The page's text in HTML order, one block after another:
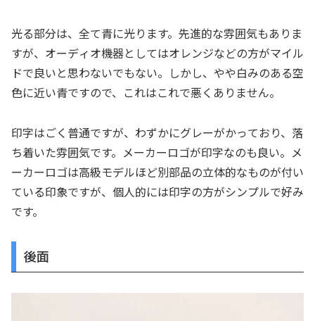
光る部分は、全て青に光ります。先進的な雰囲気もありま
すが、オーディオ機器としてはオレンジなどの方がマイル
ドで良いと思わないでもない。しかし、やや白みのある空
色に近い青ですので、これはこれで悪くありません。
印字はごく普通ですが、わずかにグレーがかっており、落
ち着いた雰囲気です。メーカーロゴが印字なのも良い。メ
ーカーロゴは高級モデルほど別部品の立体的なものが付い
ている印象ですが、個人的には印字の方がシンプルで好み
です。
後面